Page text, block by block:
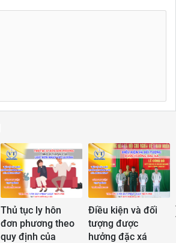
Thủ tục ly hôn
đơn phương theo
quy định của
Điều kiện và đối
tượng được
hưởng đặc xá